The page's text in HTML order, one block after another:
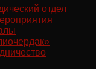
отдел